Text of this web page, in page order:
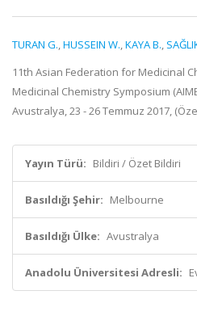
TURAN G.,HUSSEIN W.,KAYA B.,
11th Asian Federation for Medicinal
Medicinal Chemistry Symposium
Avustralya, 23 - 26 Temmuz 2017,
Yayın Türü: Bildiri / Özet Bildiri
Basıldığı Şehir: Melbourne
Basıldığı Ülke: Avustralya
Anadolu Üniversitesi Adresli: